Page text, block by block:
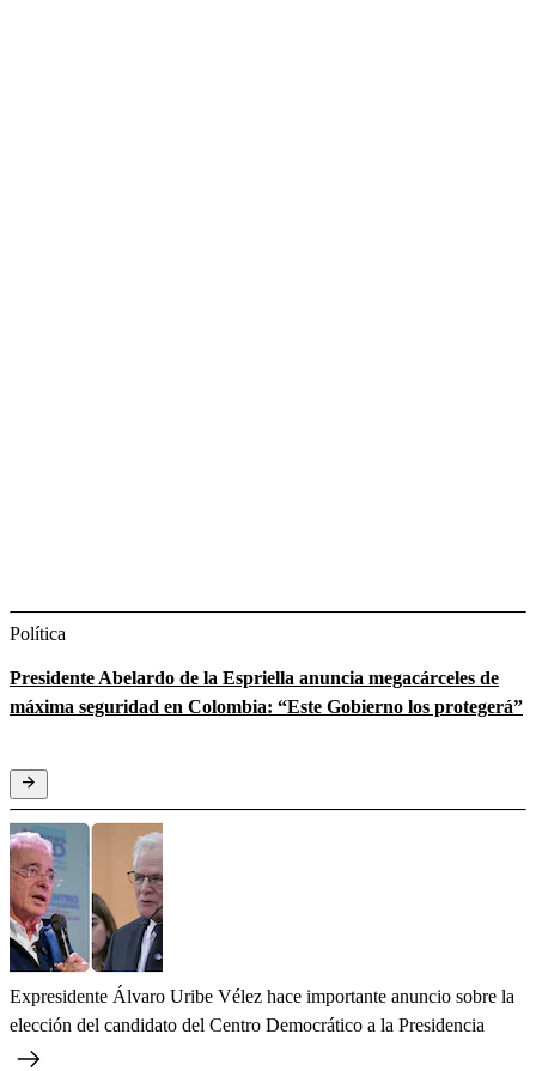
Política
Presidente Abelardo de la Espriella anuncia megacárceles de
máxima seguridad en Colombia: “Este Gobierno los protegerá”
Expresidente Álvaro Uribe Vélez hace importante anuncio sobre la
elección del candidato del Centro Democrático a la Presidencia